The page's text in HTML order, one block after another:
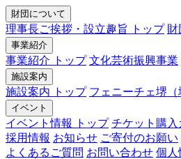
財団について
理事長ご挨拶・設立趣旨 トップ 財
事業紹介
事業紹介 トップ 文化芸術振興事業
施設案内
施設案内 トップ フェニーチェ堺（
イベント
イベント情報 トップ チケット購入
採用情報 お知らせ ご寄付のお願い
よくあるご質問 お問い合わせ 個人